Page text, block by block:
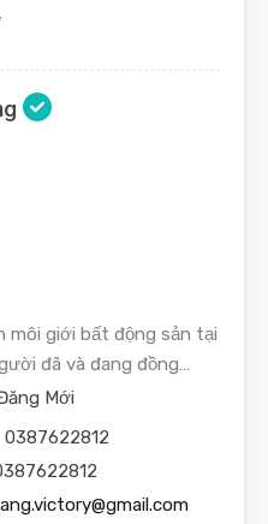
môi giới bất động sản tại
đã và đang đồng…
Mới
0387622812